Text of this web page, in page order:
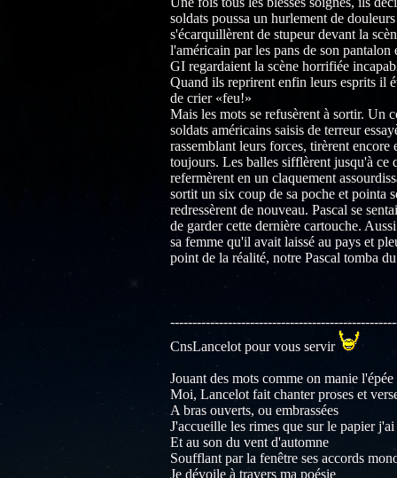
soldats poussa un hurlement de
s'écarquillèrent de stupeur devant la
l'américain par les pans de son
GI regardaient la scène horrifiée
Quand ils reprirent enfin leurs esprits il
de crier «feu!»
Mais les mots se refusèrent à sortir. Un
soldats américains saisis de terreur
rassemblant leurs forces, tirèrent
toujours. Les balles sifflèrent jusqu'à ce
refermèrent en un claquement
sortit un six coup de sa poche et pointa
redressèrent de nouveau. Pascal se
de garder cette dernière cartouche.
sa femme qu'il avait laissé au pays et
point de la réalité, notre Pascal tomba
CnsLancelot pour vous servir
Jouant des mots comme on manie l'épée
Moi, Lancelot fait chanter proses et
A bras ouverts, ou embrassées
J'accueille les rimes que sur le papier j'ai
Et au son du vent d'automne
Soufflant par la fenêtre ses accords
Je dévoile à travers ma poésie